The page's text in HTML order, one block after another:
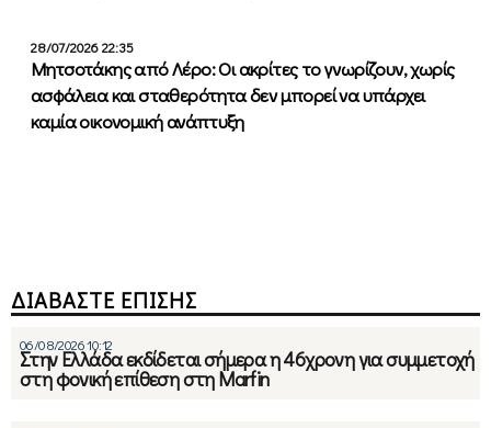
28/07/2026 22:35
Μητσοτάκης από Λέρο: Οι ακρίτες το γνωρίζουν, χωρίς
ασφάλεια και σταθερότητα δεν μπορεί να υπάρχει
καμία οικονομική ανάπτυξη
ΔΙΑΒΑΣΤΕ ΕΠΙΣΗΣ
06/08/2026 10:12
Στην Ελλάδα εκδίδεται σήμερα η 46χρονη για συμμετοχή
στη φονική επίθεση στη Marfin